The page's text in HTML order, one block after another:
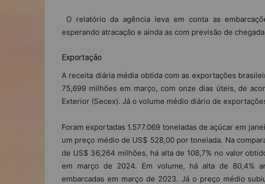
O relatório da agência leva em conta as
esperando atracação e ainda as com previsão de
Exportação
A receita diária média obtida com as exportações
75,699 milhões em março, com onze dias úteis, de
Exterior (Secex). Já o volume médio diário de
Foram exportadas 1.577.069 toneladas de açúcar em
um preço médio de US$ 528,00 por tonelada. Na
de US$ 36,264 milhões, há alta de 108,7% no valor
em março de 2024. Em volume, há alta de 80,4%
embarcadas em março de 2023. Já o preço médio